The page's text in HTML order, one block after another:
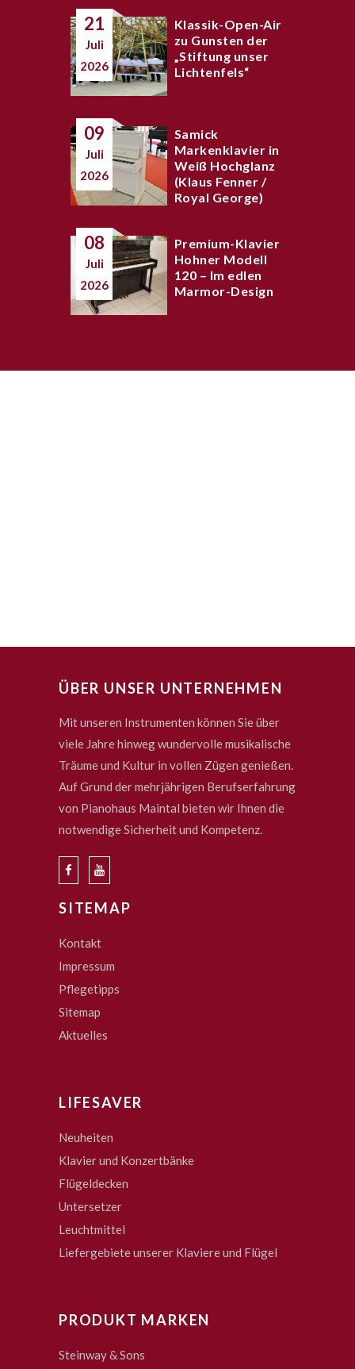
21
Juli
2026
Klassik-Open-Air
zu Gunsten der
„Stiftung unser
Lichtenfels“
09
Juli
2026
Samick
Markenklavier in
Weiß Hochglanz
(Klaus Fenner /
Royal George)
08
Juli
2026
Premium-Klavier
Hohner Modell
120 – Im edlen
Marmor-Design
ÜBER UNSER UNTERNEHMEN
Mit unseren Instrumenten können Sie über
viele Jahre hinweg wundervolle musikalische
Träume und Kultur in vollen Zügen genießen.
Auf Grund der mehrjährigen Berufserfahrung
von Pianohaus Maintal bieten wir Ihnen die
notwendige Sicherheit und Kompetenz.
SITEMAP
Kontakt
Impressum
Pflegetipps
Sitemap
Aktuelles
LIFESAVER
Neuheiten
Klavier und Konzertbänke
Flügeldecken
Untersetzer
Leuchtmittel
Liefergebiete unserer Klaviere und Flügel
PRODUKT MARKEN
Steinway & Sons